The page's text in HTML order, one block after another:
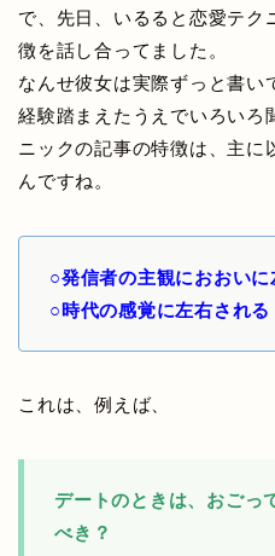
で、先日、いるると恋愛テク
徴を話し合ってました。
なんせ彼女は実際ずっと書い
経験踏まえたうえでいろいろ
ニックの記事の特徴は、主に
んですね。
○発信者の主観におおいに
○時代の感覚に左右される
これは、例えば、
デートのときは、おごっ
べき？